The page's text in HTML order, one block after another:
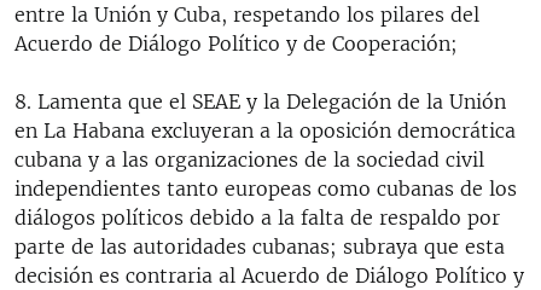
entre la Unión y Cuba, respetando los pilares del
Acuerdo de Diálogo Político y de Cooperación;
8. Lamenta que el SEAE y la Delegación de la Unión
en La Habana excluyeran a la oposición democrática
cubana y a las organizaciones de la sociedad civil
independientes tanto europeas como cubanas de los
diálogos políticos debido a la falta de respaldo por
parte de las autoridades cubanas; subraya que esta
decisión es contraria al Acuerdo de Diálogo Político y